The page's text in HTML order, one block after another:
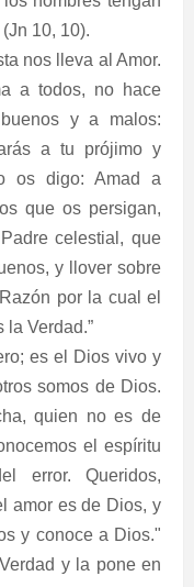
10, 10).
nos lleva al Amor.
a todos, no hace
y a malos:
a tu prójimo y
os digo: Amad a
que os persigan,
celestial, que
y llover sobre
por la cual el
la Verdad.”
es el Dios vivo y
somos de Dios.
quien no es de
el espíritu
error. Queridos,
amor es de Dios, y
y conoce a Dios."
y la pone en